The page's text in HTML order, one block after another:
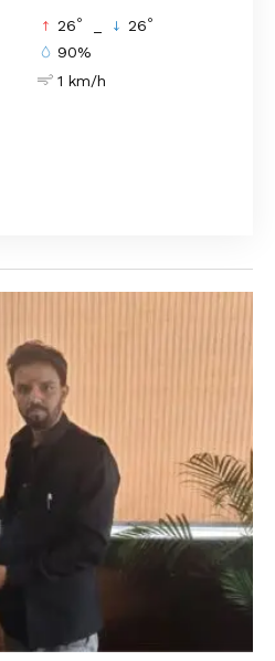
26° 26°
90%
1 km/h